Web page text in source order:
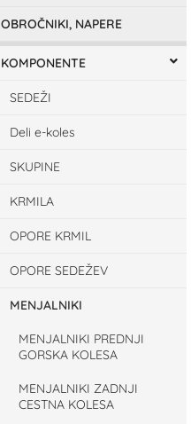
OBROČNIKI, NAPERE
KOMPONENTE
SEDEŽI
Deli e-koles
SKUPINE
KRMILA
OPORE KRMIL
OPORE SEDEŽEV
MENJALNIKI
MENJALNIKI PREDNJI
GORSKA KOLESA
MENJALNIKI ZADNJI
CESTNA KOLESA